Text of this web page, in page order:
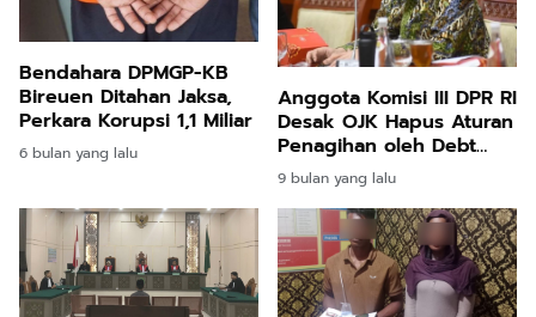
Bendahara DPMGP-KB
Bireuen Ditahan Jaksa,
Perkara Korupsi 1,1 Miliar
6 bulan yang lalu
Anggota Komisi III DPR RI
Desak OJK Hapus Aturan
Penagihan oleh Debt
Collector
9 bulan yang lalu